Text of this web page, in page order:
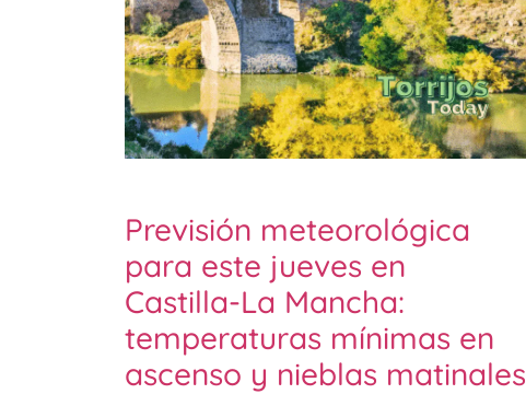
Previsión meteorológica
para este jueves en
Castilla-La Mancha:
temperaturas mínimas en
ascenso y nieblas matinales